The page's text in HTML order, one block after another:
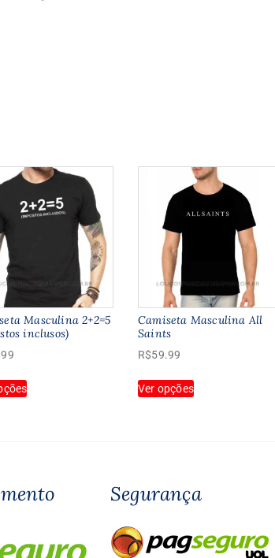
Masculina 2+2=5
inclusos)
Este
produto
podem
na
Camiseta Masculina All
Saints
R$59.99
Ver opções
Este
produto
podem
escolhidas
na
Segurança